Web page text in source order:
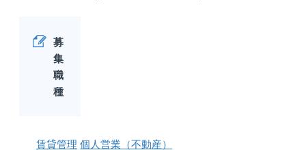
募
集
職
種
賃貸管理 個人営業（不動産）